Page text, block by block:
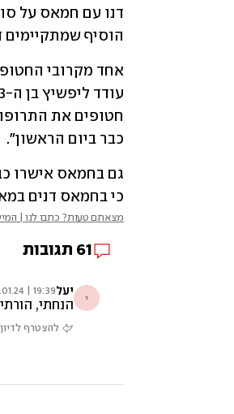
הוסיף שמתקיימים
כבר ביום הראשון".
כי בחמאס דנים
מצאתם טעות? כתבו לנו |
61 תגובות
י יעל19:39 | 12.01.24
הנחתי,
להצטרף לדיון